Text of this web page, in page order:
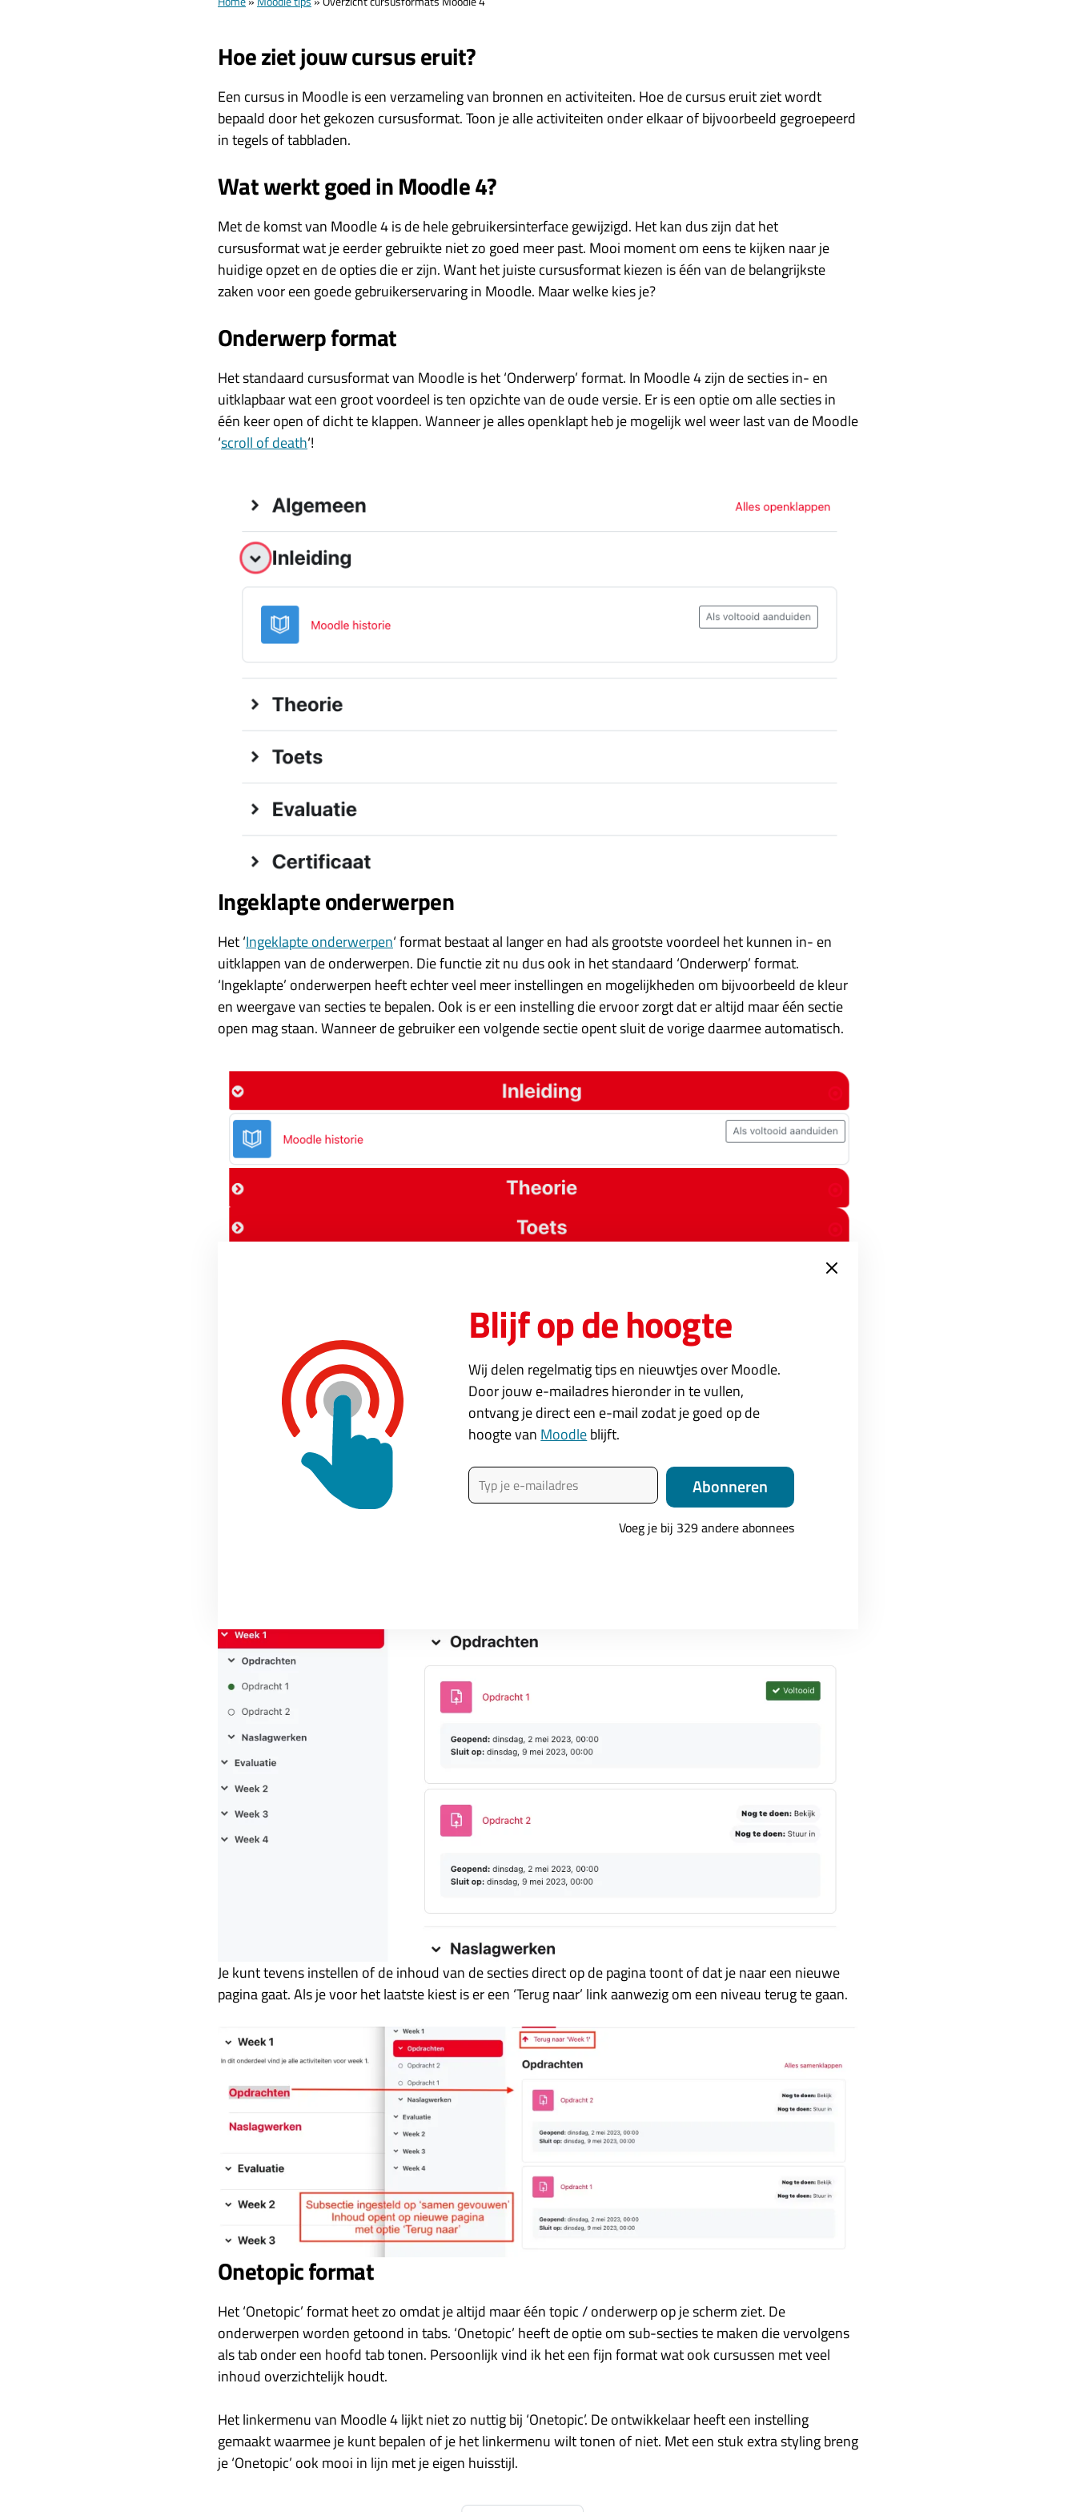
Hoe ziet jouw cursus eruit?
Een cursus in Moodle is een verzameling van bronnen en activiteiten. Hoe de cursus eruit ziet wordt
bepaald door het gekozen cursusformat. Toon je alle activiteiten onder elkaar of bijvoorbeeld gegroepeerd
in tegels of tabbladen.
Wat werkt goed in Moodle 4?
Met de komst van Moodle 4 is de hele gebruikersinterface gewijzigd. Het kan dus zijn dat het
cursusformat wat je eerder gebruikte niet zo goed meer past. Mooi moment om eens te kijken naar je
huidige opzet en de opties die er zijn. Want het juiste cursusformat kiezen is één van de belangrijkste
zaken voor een goede gebruikerservaring in Moodle. Maar welke kies je?
Onderwerp format
Het standaard cursusformat van Moodle is het ‘Onderwerp’ format. In Moodle 4 zijn de secties in- en
uitklapbaar wat een groot voordeel is ten opzichte van de oude versie. Er is een optie om alle secties in
één keer open of dicht te klappen. Wanneer je alles openklapt heb je mogelijk wel weer last van de Moodle
‘scroll of death‘!
Ingeklapte onderwerpen
Het ‘Ingeklapte onderwerpen‘ format bestaat al langer en had als grootste voordeel het kunnen in- en
uitklappen van de onderwerpen. Die functie zit nu dus ook in het standaard ‘Onderwerp’ format.
‘Ingeklapte’ onderwerpen heeft echter veel meer instellingen en mogelijkheden om bijvoorbeeld de kleur
en weergave van secties te bepalen. Ook is er een instelling die ervoor zorgt dat er altijd maar één sectie
open mag staan. Wanneer de gebruiker een volgende sectie opent sluit de vorige daarmee automatisch.
Flexible sections
Als je naast de standaard secties wilt werken met sub-secties kun je kijken naar het ‘Flexible sections
format. Het is gebaseerd op het ‘Onderwerp’ format met de extra mogelijkheid om sub-secties toe te
voegen. Je kunt in principe meerdere sub lagen maken maar zou er niet te ver in gaan.
In het linkermenu van Moodle 4 verbergt ‘Flex sections’ standaard de iconen van de activiteiten waardoor
dat menu lekker overzichtelijk en rustig blijft. Wel zijn er ‘rondjes’ waaraan je kunt zien of je een onderdeel
Je kunt tevens instellen of de inhoud van de secties direct op de pagina toont of dat je naar een nieuwe
pagina gaat. Als je voor het laatste kiest is er een ‘Terug naar’ link aanwezig om een niveau terug te gaan.
Onetopic format
Het ‘Onetopic’ format heet zo omdat je altijd maar één topic / onderwerp op je scherm ziet. De
onderwerpen worden getoond in tabs. ‘Onetopic’ heeft de optie om sub-secties te maken die vervolgens
als tab onder een hoofd tab tonen. Persoonlijk vind ik het een fijn format wat ook cursussen met veel
inhoud overzichtelijk houdt.
Het linkermenu van Moodle 4 lijkt niet zo nuttig bij ‘Onetopic’. De ontwikkelaar heeft een instelling
gemaakt waarmee je kunt bepalen of je het linkermenu wilt tonen of niet. Met een stuk extra styling breng
je ‘Onetopic’ ook mooi in lijn met je eigen huisstijl.
Blijf op de hoogte
Wij delen regelmatig tips en nieuwtjes over Moodle.
Door jouw e-mailadres hieronder in te vullen,
ontvang je direct een e-mail zodat je goed op de
hoogte van Moodleblijft.
Typ je e-mailadres
Abonneren
Voeg je bij 329 andere abonnees